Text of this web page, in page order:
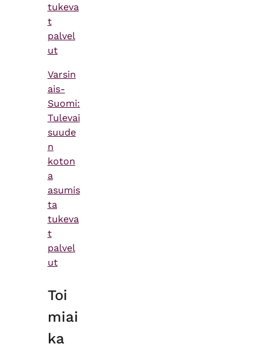
tukeva
t
palvel
ut
Varsin
ais-
Suomi:
Tulevai
suude
n
koton
a
asumis
ta
tukeva
t
palvel
ut
Toi
miai
ka